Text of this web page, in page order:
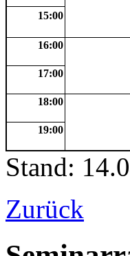
15:00
16:00
17:00
18:00
19:00
Stand:
Zurück